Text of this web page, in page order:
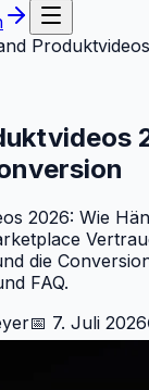
2026: Wie
die
FAQ.
📅 7. Juli 2026